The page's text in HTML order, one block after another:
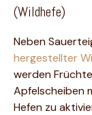
(Wildhefe)
Neben
hergestellter
werden
Apfelscheiben
Hefen zu